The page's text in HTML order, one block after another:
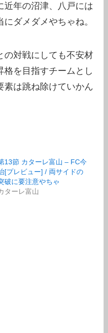
近年の沼津、八戸には
ダメダメやちゃね。
の対戦にしても不安材
格を目指すチームとし
素は跳ね除けていかん
13節 カターレ富山 – FC今
[プレビュー] / 両サイドの
破に要注意やちゃ
ターレ富山